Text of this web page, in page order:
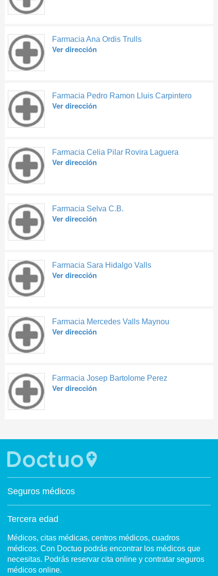
Farmacia Ana Ordis Trulls
Ver dirección
Farmacia Pedro Ramon Lluis Carpintero
Ver dirección
Farmacia Celia Pilar Rovira Laguera
Ver dirección
Farmacia Selva C.B.
Ver dirección
Farmacia Sara Hidalgo Valls
Ver dirección
Farmacia Mercedes Valls Maynou
Ver dirección
Farmacia Josep Bartolome Perez
Ver dirección
Seguros médicos
Tercera edad
Médicos, citas médicas, centros médicos, cuadros
médicos. Con Doctuo podrás encontrar los médicos que
necesitas. Podrás reservar cita online y contratar seguros
médicos online.